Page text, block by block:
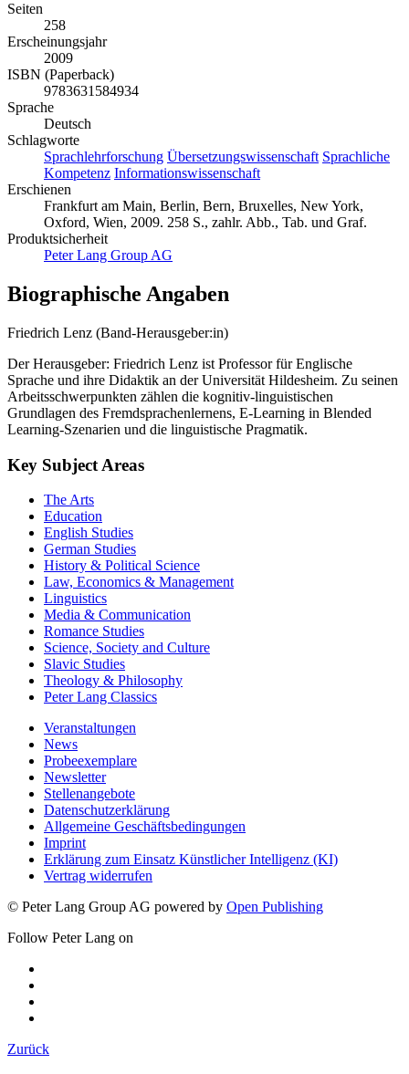
Seiten
258
Erscheinungsjahr
2009
ISBN (Paperback)
9783631584934
Sprache
Deutsch
Schlagworte
Sprachlehrforschung Übersetzungswissenschaft Sprachliche
Kompetenz Informationswissenschaft
Erschienen
Frankfurt am Main, Berlin, Bern, Bruxelles, New York,
Oxford, Wien, 2009. 258 S., zahlr. Abb., Tab. und Graf.
Produktsicherheit
Peter Lang Group AG
Biographische Angaben
Friedrich Lenz (Band-Herausgeber:in)
Der Herausgeber: Friedrich Lenz ist Professor für Englische
Sprache und ihre Didaktik an der Universität Hildesheim. Zu seinen
Arbeitsschwerpunkten zählen die kognitiv-linguistischen
Grundlagen des Fremdsprachenlernens, E-Learning in Blended
Learning-Szenarien und die linguistische Pragmatik.
Key Subject Areas
The Arts
Education
English Studies
German Studies
History & Political Science
Law, Economics & Management
Linguistics
Media & Communication
Romance Studies
Science, Society and Culture
Slavic Studies
Theology & Philosophy
Peter Lang Classics
Veranstaltungen
News
Probeexemplare
Newsletter
Stellenangebote
Datenschutzerklärung
Allgemeine Geschäftsbedingungen
Imprint
Erklärung zum Einsatz Künstlicher Intelligenz (KI)
Vertrag widerrufen
© Peter Lang Group AG powered by Open Publishing
Follow Peter Lang on
Zurück